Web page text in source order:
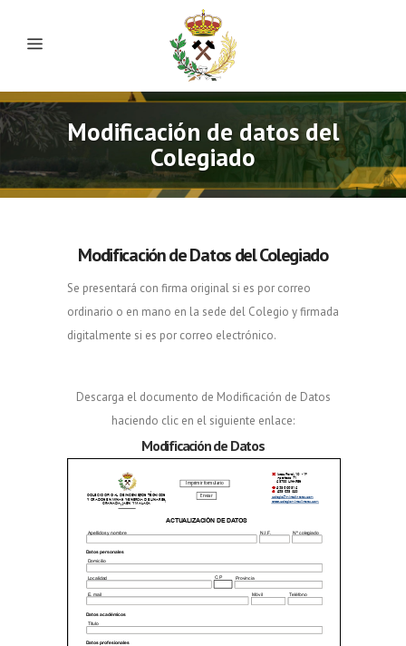
Modificación de datos del
Colegiado
Modificación de Datos del Colegiado
Se presentará con firma original si es por correo
ordinario o en mano en la sede del Colegio y firmada
digitalmente si es por correo electrónico.
Descarga el documento de Modificación de Datos
haciendo clic en el siguiente enlace:
Modificación de Datos